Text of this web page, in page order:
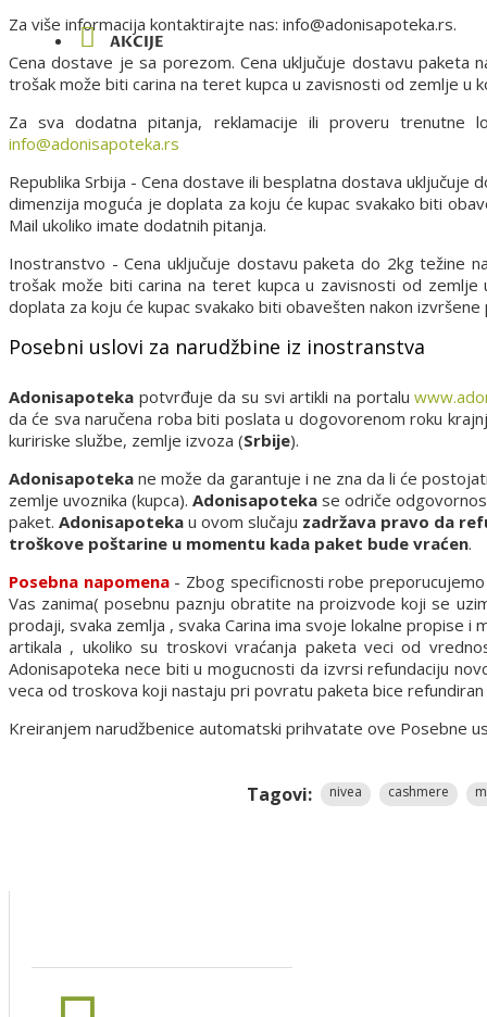
AKCIJE
Za više informacija kontaktirajte nas: info@adonisapoteka.rs.
Cena dostave je sa porezom. Cena uključuje dostavu paketa
trošak može biti carina na teret kupca u zavisnosti od zemlje u
Za sva dodatna pitanja, reklamacije ili proveru trenutne
info@adonisapoteka.rs
Republika Srbija - Cena dostave ili besplatna dostava
dimenzija moguća je doplata za koju će kupac svakako biti
Mail ukoliko imate dodatnih pitanja.
Inostranstvo - Cena uključuje dostavu paketa do 2kg težine
trošak može biti carina na teret kupca u zavisnosti od
doplata za koju će kupac svakako biti obavešten nakon
Posebni uslovi za narudžbine iz inostranstva
Adonisapoteka potvrđuje da su svi artikli na portalu
da će sva naručena roba biti poslata u dogovorenom roku
kuririske službe, zemlje izvoza (Srbije).
Adonisapoteka ne može da garantuje i ne zna da li će
zemlje uvoznika (kupca). Adonisapoteka se odriče
paket. Adonisapoteka u ovom slučaju zadržava pravo da
troškove poštarine u momentu kada paket bude vraćen.
Posebna napomena- Zbog specificnosti robe
Vas zanima( posebnu paznju obratite na proizvode koji se
prodaji, svaka zemlja , svaka Carina ima svoje lokalne propise
artikala , ukoliko su troskovi vraćanja paketa veci od
Adonisapoteka nece biti u mogucnosti da izvrsi refundaciju
veca od troskova koji nastaju pri povratu paketa bice
Kreiranjem narudžbenice automatski prihvatate ove Posebne
Tagovi: nivea cashmere